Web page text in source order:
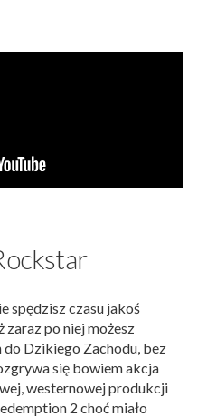
spędzisz czasu jakoś
zaraz po niej możesz
do Dzikiego Zachodu, bez
się bowiem akcja
westernowej produkcji
2 choć miało